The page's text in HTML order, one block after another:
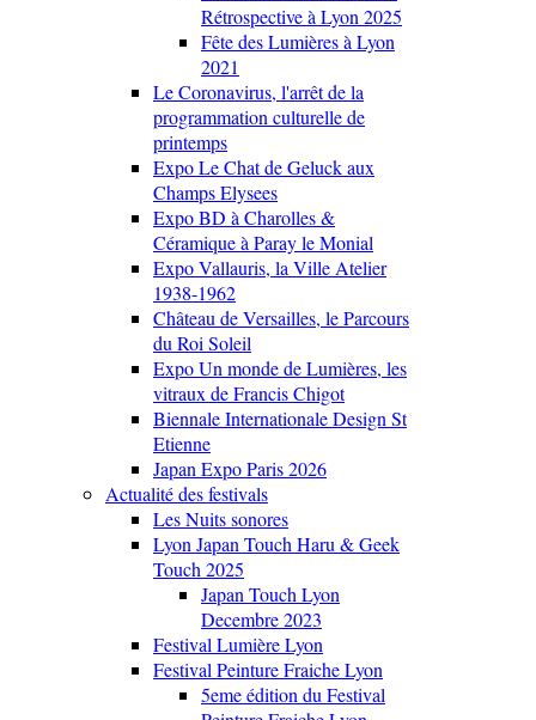
Rétrospective à Lyon 2025
Fête des Lumières à Lyon
2021
Le Coronavirus, l'arrêt de la
programmation culturelle de
printemps
Expo Le Chat de Geluck aux
Champs Elysees
Expo BD à Charolles &
Céramique à Paray le Monial
Expo Vallauris, la Ville Atelier
1938-1962
Château de Versailles, le Parcours
du Roi Soleil
Expo Un monde de Lumières, les
vitraux de Francis Chigot
Biennale Internationale Design St
Etienne
Japan Expo Paris 2026
Actualité des festivals
Les Nuits sonores
Lyon Japan Touch Haru & Geek
Touch 2025
Japan Touch Lyon
Decembre 2023
Festival Lumière Lyon
Festival Peinture Fraiche Lyon
5eme édition du Festival